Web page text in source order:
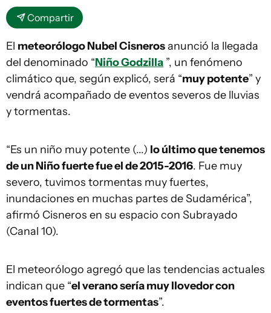
Compartir
El meteorólogo Nubel Cisnerosanunció la llegada
del denominado “Niño Godzilla ”, un fenómeno
climático que, según explicó, será “muy potente” y
vendrá acompañado de eventos severos de lluvias
y tormentas.
“Es un niño muy potente (...) lo último que tenemos
de un Niño fuerte fue el de 2015-2016. Fue muy
severo, tuvimos tormentas muy fuertes,
inundaciones en muchas partes de Sudamérica”,
afirmó Cisneros en su espacio con Subrayado
(Canal 10).
El meteorólogo agregó que las tendencias actuales
indican que “el verano sería muy llovedor con
eventos fuertes de tormentas”.